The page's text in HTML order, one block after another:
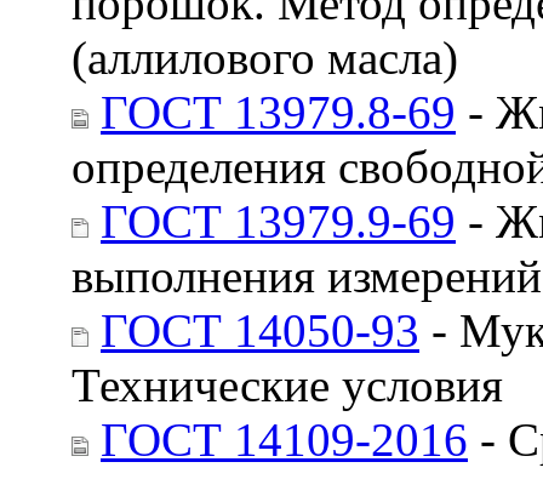
(аллилового масла)
ГОСТ 13979.8-69 -
определения
ГОСТ 13979.9-69 -
выполнения
ГОСТ 14050-93 -
Технические условия
ГОСТ 14109-2016 -